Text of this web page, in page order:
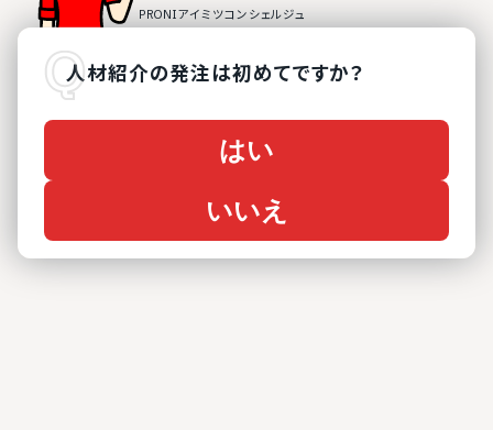
人材紹介の発注は初めてですか？
はい
いいえ